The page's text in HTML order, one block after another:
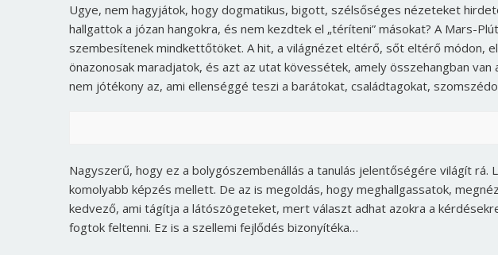
Ugye, nem hagyjátok, hogy dogmatikus, bigott, szélsőséges nézeteket
hallgattok a józan hangokra, és nem kezdtek el „téríteni” másokat? A Mars-
szembesítenek mindkettőtöket. A hit, a világnézet eltérő, sőt eltérő módon,
önazonosak maradjatok, és azt az utat kövessétek, amely összehangban van
nem jótékony az, ami ellenséggé teszi a barátokat, családtagokat,
Nagyszerű, hogy ez a bolygószembenállás a tanulás jelentőségére világít rá.
komolyabb képzés mellett. De az is megoldás, hogy meghallgassatok,
kedvező, ami tágítja a látószögeteket, mert választ adhat azokra a
fogtok feltenni. Ez is a szellemi fejlődés bizonyítéka…